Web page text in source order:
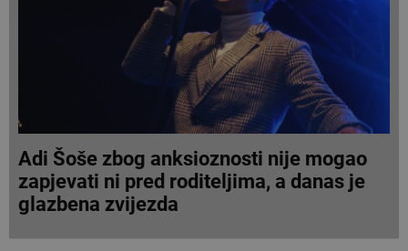
Adi Šoše zbog anksioznosti nije mogao
zapjevati ni pred roditeljima, a danas je
glazbena zvijezda